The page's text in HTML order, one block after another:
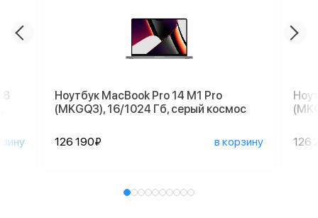
Ноутбук MacBook Pro 14 M1 Pro
(MKGQ3), 16/1024 Гб, серый космос
126 190₽ в корзину 126